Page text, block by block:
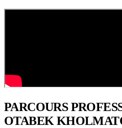
PARCOURS
OTABEK